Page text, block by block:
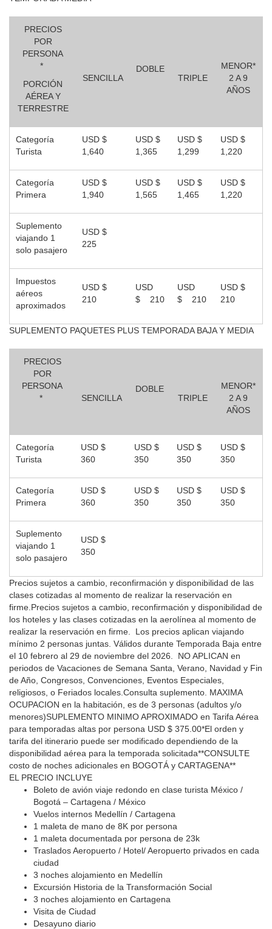
PRECIOS
POR
PERSONA
*
PORCIÓN
AÉREA Y
TERRESTRE
SENCILLA
DOBLE
TRIPLE
MENOR*
2 A 9
AÑOS
Categoría
Turista
USD $
1,640
USD $
1,365
USD $
1,299
USD $
1,220
Categoría
Primera
USD $
1,940
USD $
1,565
USD $
1,465
USD $
1,220
Suplemento
viajando 1
solo pasajero
USD $
225
Impuestos
aéreos
aproximados
USD $
210
USD
$ 210
USD
$ 210
USD $
210
SUPLEMENTO PAQUETES PLUS TEMPORADA BAJA Y MEDIA
PRECIOS
POR
PERSONA
*
SENCILLA
DOBLE
TRIPLE
MENOR*
2 A 9
AÑOS
Categoría
Turista
USD $
360
USD $
350
USD $
350
USD $
350
Categoría
Primera
USD $
360
USD $
350
USD $
350
USD $
350
Suplemento
viajando 1
solo pasajero
USD $
350
Precios sujetos a cambio, reconfirmación y disponibilidad de las
clases cotizadas al momento de realizar la reservación en
firme. Precios sujetos a cambio, reconfirmación y disponibilidad de
los hoteles y las clases cotizadas en la aerolínea al momento de
realizar la reservación en firme. Los precios aplican viajando
mínimo 2 personas juntas. Válidos durante Temporada Baja entre
el 10 febrero al 29 de noviembre del 2026. NO APLICAN en
periodos de Vacaciones de Semana Santa, Verano, Navidad y Fin
de Año, Congresos, Convenciones, Eventos Especiales,
religiosos, o Feriados locales. Consulta suplemento. MAXIMA
OCUPACION en la habitación, es de 3 personas (adultos y/o
menores)SUPLEMENTO MINIMO APROXIMADO en Tarifa Aérea
para temporadas altas por persona USD $ 375.00*El orden y
tarifa del itinerario puede ser modificado dependiendo de la
disponibilidad aérea para la temporada solicitada**CONSULTE
costo de noches adicionales en BOGOTÁ y CARTAGENA**
EL PRECIO INCLUYE
Boleto de avión viaje redondo en clase turista México /
Bogotá – Cartagena / México
Vuelos internos Medellín / Cartagena
1 maleta de mano de 8K por persona
1 maleta documentada por persona de 23k
Traslados Aeropuerto / Hotel/ Aeropuerto privados en cada
ciudad
3 noches alojamiento en Medellín
Excursión Historia de la Transformación Social
3 noches alojamiento en Cartagena
Visita de Ciudad
Desayuno diario